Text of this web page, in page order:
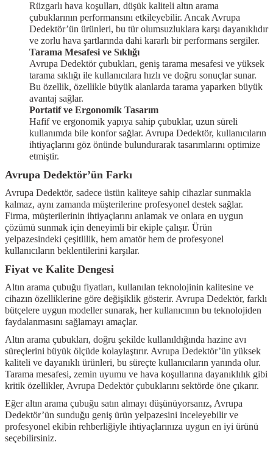
Rüzgarlı hava koşulları, düşük kaliteli altın arama
çubuklarının performansını etkileyebilir. Ancak Avrupa
Dedektör’ün ürünleri, bu tür olumsuzluklara karşı dayanıklıdır
ve zorlu hava şartlarında dahi kararlı bir performans sergiler.
Tarama Mesafesi ve Sıklığı
Avrupa Dedektör çubukları, geniş tarama mesafesi ve yüksek
tarama sıklığı ile kullanıcılara hızlı ve doğru sonuçlar sunar.
Bu özellik, özellikle büyük alanlarda tarama yaparken büyük
avantaj sağlar.
Portatif ve Ergonomik Tasarım
Hafif ve ergonomik yapıya sahip çubuklar, uzun süreli
kullanımda bile konfor sağlar. Avrupa Dedektör, kullanıcıların
ihtiyaçlarını göz önünde bulundurarak tasarımlarını optimize
etmiştir.
Avrupa Dedektör’ün Farkı
Avrupa Dedektör, sadece üstün kaliteye sahip cihazlar sunmakla
kalmaz, aynı zamanda müşterilerine profesyonel destek sağlar.
Firma, müşterilerinin ihtiyaçlarını anlamak ve onlara en uygun
çözümü sunmak için deneyimli bir ekiple çalışır. Ürün
yelpazesindeki çeşitlilik, hem amatör hem de profesyonel
kullanıcıların beklentilerini karşılar.
Fiyat ve Kalite Dengesi
Altın arama çubuğu fiyatları, kullanılan teknolojinin kalitesine ve
cihazın özelliklerine göre değişiklik gösterir. Avrupa Dedektör, farklı
bütçelere uygun modeller sunarak, her kullanıcının bu teknolojiden
faydalanmasını sağlamayı amaçlar.
Altın arama çubukları, doğru şekilde kullanıldığında hazine avı
süreçlerini büyük ölçüde kolaylaştırır. Avrupa Dedektör’ün yüksek
kaliteli ve dayanıklı ürünleri, bu süreçte kullanıcıların yanında olur.
Tarama mesafesi, zemin uyumu ve hava koşullarına dayanıklılık gibi
kritik özellikler, Avrupa Dedektör çubuklarını sektörde öne çıkarır.
Eğer altın arama çubuğu satın almayı düşünüyorsanız, Avrupa
Dedektör’ün sunduğu geniş ürün yelpazesini inceleyebilir ve
profesyonel ekibin rehberliğiyle ihtiyaçlarınıza uygun en iyi ürünü
seçebilirsiniz.